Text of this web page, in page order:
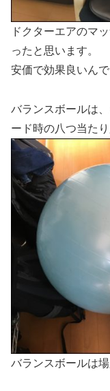
ドクターエアのマ
ったと思います。
安価で効果良いん
バランスボールは
ード時の八つ当たり
バランスボールは